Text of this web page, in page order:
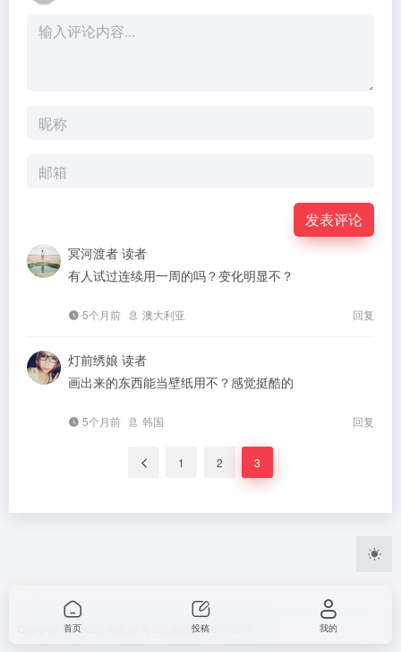
发表评论
冥河渡者 读者
有人试过连续用一周的吗？变化明显不？
5个月前 澳大利亚 回复
灯前绣娘 读者
画出来的东西能当壁纸用不？感觉挺酷的
5个月前 韩国 回复
1 2 3
Copyright © 2026 粤ICP备2023067720号
首页 投稿 我的